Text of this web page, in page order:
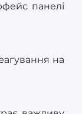
панелі
на